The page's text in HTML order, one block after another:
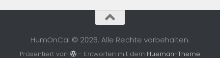
HumOnCal © 2026. Alle Rechte vorbehalten.
Präsentiert von - Entworfen mit dem Hueman-Theme